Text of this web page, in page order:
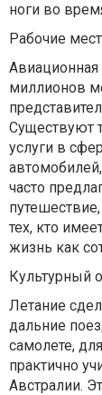
ноги во
Рабочие
Авиационная
миллионов
Существуют
услуги в
часто
тех, кто
жизнь как
Культурный
Летание
дальние
самолете,
практично
Австралии.